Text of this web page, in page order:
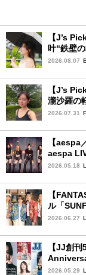
【J’s
叶“鉄壁
品〉
2026.08.07
【J’s
瀧沙羅の
ィーン〉
2026.07.31
【aespa
aespa
2026.05.18
【
ル「
夏楽しみ
2026.06.27
【JJ創
2026.05.29